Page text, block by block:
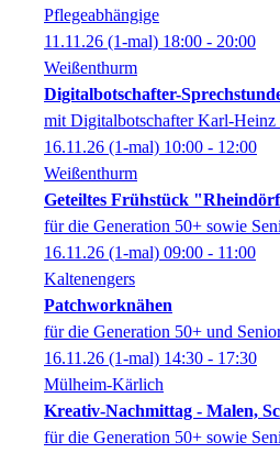
Pflegeabhängige
11.11.26 (1-mal) 18:00 - 20:00
Weißenthurm
Digitalbotschafter-
mit Digitalbotschafter Karl-Heinz
16.11.26 (1-mal) 10:00 - 12:00
Weißenthurm
Geteiltes Frühstück
für die Generation 50+ sowie
16.11.26 (1-mal) 09:00 - 11:00
Kaltenengers
Patchworknähen
für die Generation 50+ und
16.11.26 (1-mal) 14:30 - 17:30
Mülheim-Kärlich
Kreativ-Nachmittag - Malen,
für die Generation 50+ sowie